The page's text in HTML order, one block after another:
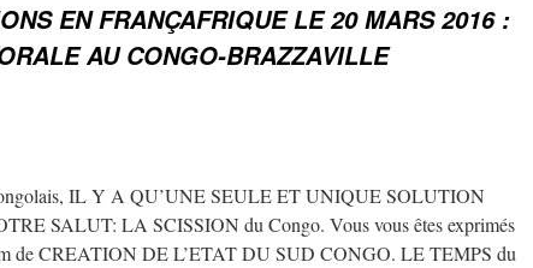
EN FRANÇAFRIQUE LE 20 MARS 2016 :
AU CONGO-BRAZZAVILLE
IL Y A QU’UNE SEULE ET UNIQUE SOLUTION
SALUT: LA SCISSION du Congo. Vous vous êtes exprimés
de CREATION DE L’ETAT DU SUD CONGO. LE TEMPS du